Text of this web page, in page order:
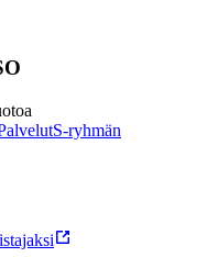
S-ryhmän